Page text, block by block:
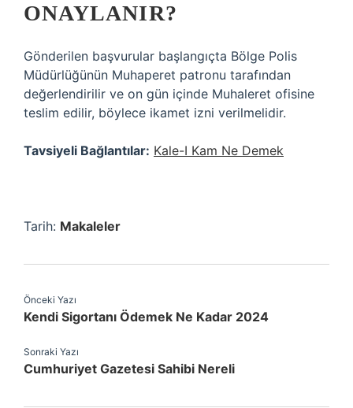
ONAYLANIR?
Gönderilen başvurular başlangıçta Bölge Polis
Müdürlüğünün Muhaperet patronu tarafından
değerlendirilir ve on gün içinde Muhaleret ofisine
teslim edilir, böylece ikamet izni verilmelidir.
Tavsiyeli Bağlantılar: Kale-I Kam Ne Demek
Tarih: Makaleler
Önceki Yazı
Kendi Sigortanı Ödemek Ne Kadar 2024
Sonraki Yazı
Cumhuriyet Gazetesi Sahibi Nereli